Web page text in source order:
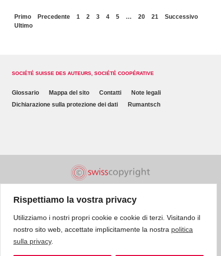
Rispettiamo la vostra privacy
Utilizziamo i nostri propri cookie e cookie di terzi. Visitando il
nostro sito web, accettate implicitamente la nostra politica
sulla privacy.
Primo Precedente 1 2 3 4 5 … 20 21
Successivo
Ultimo
SOCIÉTÉ SUISSE DES AUTEURS, SOCIÉTÉ COOPÉRATIVE
Glossario Mappa del sito Contatti
Note legali
Dichiarazione sulla protezione dei dati
Rumantsch